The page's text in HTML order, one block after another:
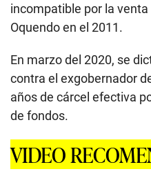
incompatible por la
Oquendo en el 2011.
En marzo del 2020, se
contra el exgobernador
años de cárcel efectiva
de fondos.
VIDEO